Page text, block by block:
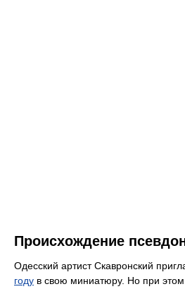
Происхождение
Одесский артист Скавронский
году в свою миниатюру. Но при этом